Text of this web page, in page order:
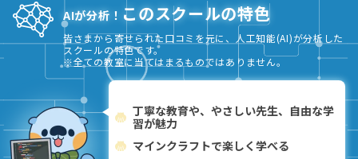
AIが分析！ このスクールの特色
皆さまから寄せられた口コミを元に、人工知能(AI)が分析した
スクールの特色です。
※全ての教室に当てはまるものではありません。
丁寧な教育や、やさしい先生、自由な学
習が魅力
マインクラフトで楽しく学べる